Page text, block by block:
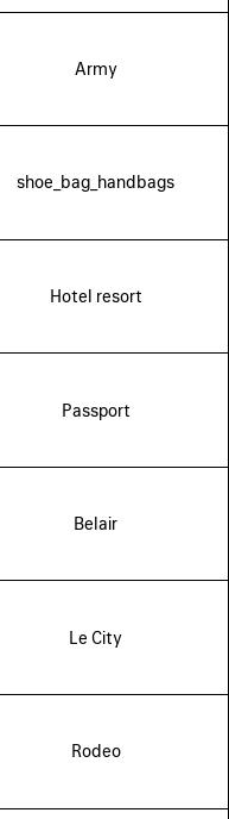
Army
shoe_bag_handbags
Hotel resort
Passport
Belair
Le City
Rodeo